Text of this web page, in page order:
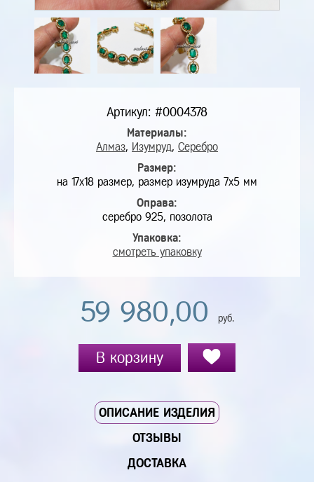
Артикул: #0004378
Материалы:
Алмаз, Изумруд, Серебро
Размер:
на 17х18 размер, размер изумруда 7х5 мм
Оправа:
серебро 925, позолота
Упаковка:
смотреть упаковку
59 980,00 руб.
В корзину
ОПИСАНИЕ ИЗДЕЛИЯ
ОТЗЫВЫ
ДОСТАВКА